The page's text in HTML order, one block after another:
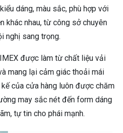
dáng, màu sắc, phù hợp với
khác nhau, từ công sở chuyên
nghị sang trọng.
được làm từ chất liệu vải
mang lại cảm giác thoải mái
của cửa hàng luôn được chăm
may sắc nét đến form dáng
tự tin cho phái mạnh.